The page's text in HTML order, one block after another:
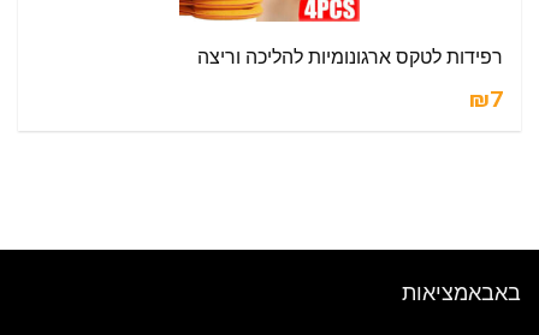
רפידות לטקס ארגונומיות להליכה וריצה
₪7
באבאמציאות